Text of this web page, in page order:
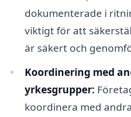
dokumenterade i
viktigt för att
är säkert och
Koordinering med
yrkesgrupper:
koordinera med